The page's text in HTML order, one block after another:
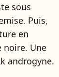
sous
Puis,
en
noire. Une
androgyne.